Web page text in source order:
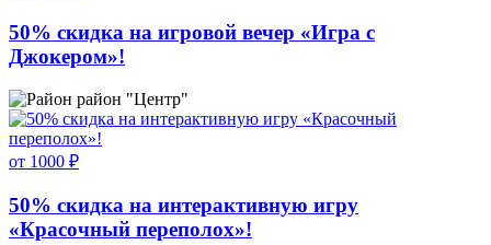
50% скидка на игровой вечер «Игра с
Джокером»!
район "Центр"
от 1000 ₽
50% скидка на интерактивную игру
«Красочный переполох»!